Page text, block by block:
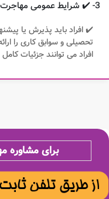
✔️ افراد باید پذیرش یا
تحصیلی و سوابق کاری را
افراد می توانند جزئیات کامل
برای مشاوره